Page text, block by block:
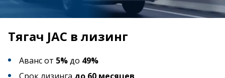
Тягач JAC в лизинг
Аванс от 5%до 49%